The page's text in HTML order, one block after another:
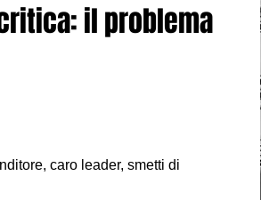
il problema
caro leader, smetti di